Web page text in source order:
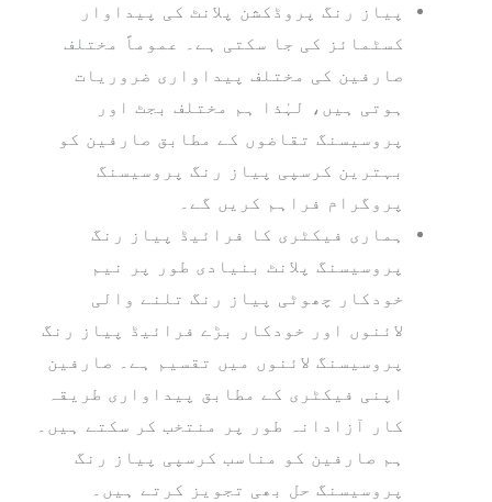
پیاز رنگ پروڈکشن پلانٹ کی پیداوار
کسٹمائز کی جا سکتی ہے۔ عموماً مختلف
صارفین کی مختلف پیداواری ضروریات
ہوتی ہیں، لہٰذا ہم مختلف بجٹ اور
پروسیسنگ تقاضوں کے مطابق صارفین کو
بہترین کرسپی پیاز رنگ پروسیسنگ
پروگرام فراہم کریں گے۔
ہماری فیکٹری کا فرائیڈ پیاز رنگ
پروسیسنگ پلانٹ بنیادی طور پر نیم
خودکار چھوٹی پیاز رنگ تلنے والی
لائنوں اور خودکار بڑے فرائیڈ پیاز رنگ
پروسیسنگ لائنوں میں تقسیم ہے۔ صارفین
اپنی فیکٹری کے مطابق پیداواری طریقہ
کار آزادانہ طور پر منتخب کر سکتے ہیں۔
ہم صارفین کو مناسب کرسپی پیاز رنگ
پروسیسنگ حل بھی تجویز کرتے ہیں۔